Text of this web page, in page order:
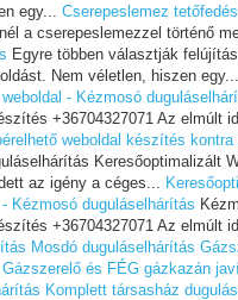
egy... Cserepeslemez tetőfedés
a cserepeslemezzel történő
Egyre többen választják
Nem véletlen, hiszen egy...
- Kézmosó
+36704327071 Az elmúlt
weboldal készítés
Keresőoptimalizált
az igény a céges...
Kézmosó duguláselhárítás
+36704327071 Az elmúlt
Mosdó duguláselhárítás
Gázszerelő és FÉG gázkazán
Komplett társasház